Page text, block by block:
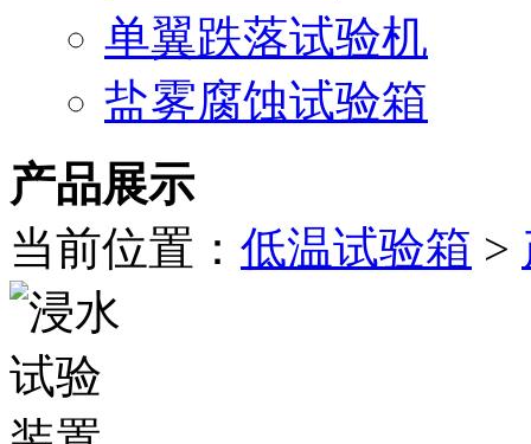
单翼跌落试验机
盐雾腐蚀试验箱
产品展示
当前位置： 低温试验箱 >